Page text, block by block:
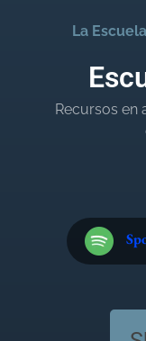
La
Recursos en